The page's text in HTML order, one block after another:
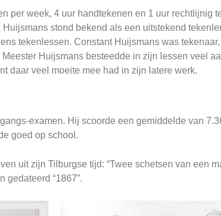
per week, 4 uur handtekenen en 1 uur rechtlijnig
stond bekend als een uitstekend
tekenlessen. Constant Huijsmans was
Huijsmans besteedde in zijn lessen veel
daar veel moeite mee had in zijn latere werk.
examen. Hij scoorde een gemiddelde van
goed op school.
uit zijn Tilburgse tijd: “Twee schetsen van een
gedateerd “1867”.